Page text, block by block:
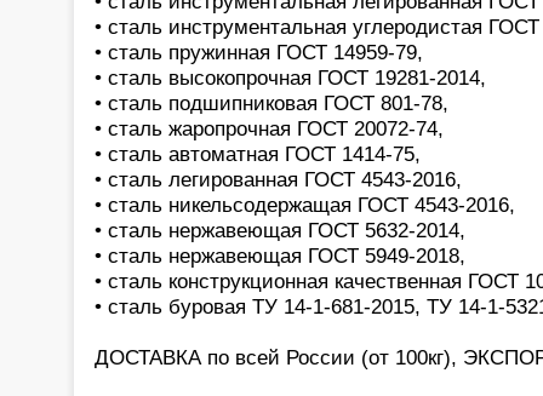
• сталь инструментальная углеродистая
• сталь пружинная ГОСТ 14959-79,
• сталь высокопрочная ГОСТ 19281-2014,
• сталь подшипниковая ГОСТ 801-78,
• сталь жаропрочная ГОСТ 20072-74,
• сталь автоматная ГОСТ 1414-75,
• сталь легированная ГОСТ 4543-2016,
• сталь никельсодержащая ГОСТ 4543-2016,
• сталь нержавеющая ГОСТ 5632-2014,
• сталь нержавеющая ГОСТ 5949-2018,
• сталь конструкционная качественная ГОСТ
• сталь буровая ТУ 14-1-681-2015, ТУ 14-1-
ДОСТАВКА по всей России (от 100кг),